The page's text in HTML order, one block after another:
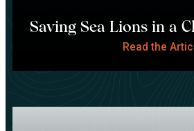
Saving Sea Lions in a
Read the